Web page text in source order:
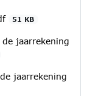
51 KB
jaarrekening
jaarrekening